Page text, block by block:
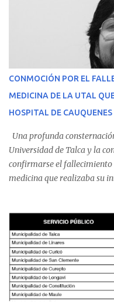
CONMOCIÓN POR EL
MEDICINA DE LA UTAL
HOSPITAL DE CAUQUENES
Una profunda
Universidad de Talca y la
confirmarse el fallecimiento
medicina que realizaba su
malestares físicos. Dada la
equipo médico determinó
Regional de Talca y dado
Talca con escolta de
estudiante de medicina de
del personal de
recibir atención